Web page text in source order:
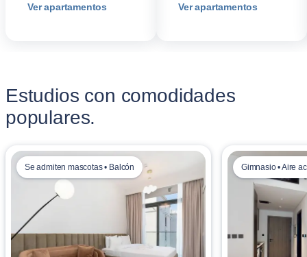
Ver apartamentos Ver apartamentos
Estudios con comodidades
populares.
Se admiten mascotas • Balcón Gimnasio • Aire